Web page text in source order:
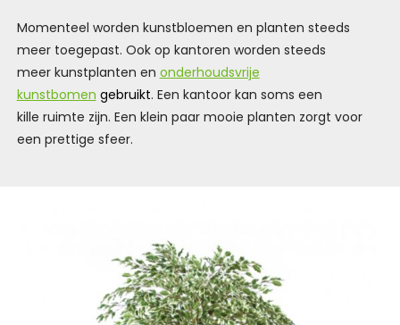
Momenteel worden kunstbloemen en planten steeds
meer toegepast. Ook op kantoren worden steeds
meer kunstplanten en onderhoudsvrije
kunstbomen gebruikt. Een kantoor kan soms een
kille ruimte zijn. Een klein paar mooie planten zorgt voor
een prettige sfeer.